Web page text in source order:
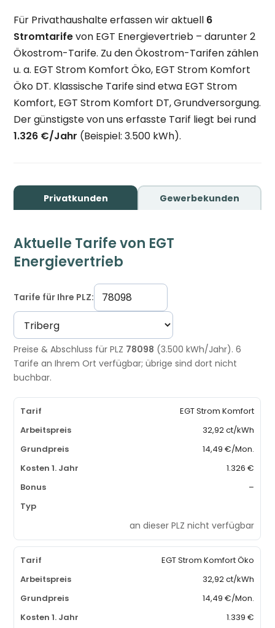
Für Privathaushalte erfassen wir aktuell 6
Stromtarifevon EGT Energievertrieb – darunter 2
Ökostrom-Tarife. Zu den Ökostrom-Tarifen zählen
u. a. EGT Strom Komfort Öko, EGT Strom Komfort
Öko DT. Klassische Tarife sind etwa EGT Strom
Komfort, EGT Strom Komfort DT, Grundversorgung.
Der günstigste von uns erfasste Tarif liegt bei rund
1.326 €/Jahr (Beispiel: 3.500 kWh).
Privatkunden Gewerbekunden
Aktuelle Tarife von EGT
Energievertrieb
Tarife für Ihre PLZ:
Preise & Abschluss für PLZ 78098 (3.500 kWh/Jahr). 6
Tarife an Ihrem Ort verfügbar; übrige sind dort nicht
buchbar.
EGT Strom Komfort
32,92 ct/kWh
14,49 €/Mon.
1.326 €
–
an dieser PLZ nicht verfügbar
EGT Strom Komfort Öko
32,92 ct/kWh
14,49 €/Mon.
1.339 €